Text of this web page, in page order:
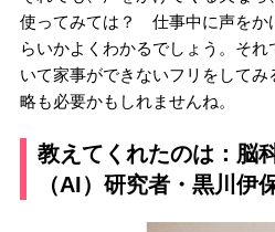
使ってみては？ 仕事中に声をか
らいかよくわかるでしょう。そ
いて家事ができないフリをして
略も必要かもしれませんね。
教えてくれたのは：脳
（AI）研究者・黒川伊